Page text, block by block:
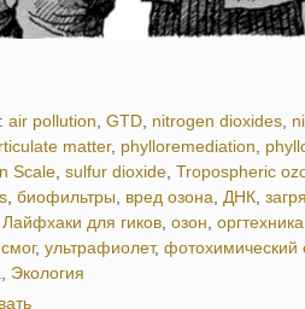
air pollution, GTD, nitrogen dioxides,
matter, phylloremediation,
Scale, sulfur dioxide, Tropospheric
, биофильтры, вред озона, ДНК,
Лайфхаки для гиков, озон, оргтехника
смог, ультрафиолет, фотохимический
, Экология